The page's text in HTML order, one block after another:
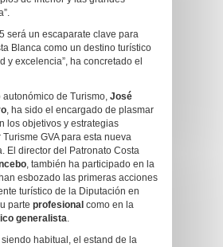
un escaparate clave para
Blanca como un destino turístico
y excelencia”, ha concretado el
de Turismo, José
, ha sido el encargado de plasmar
los objetivos y estrategias
GVA para esta nueva
El director del Patronato Costa
, también ha participado en la
esbozado las primeras acciones
turístico de la Diputación en
parte profesional como en la
generalista.
habitual, el estand de la